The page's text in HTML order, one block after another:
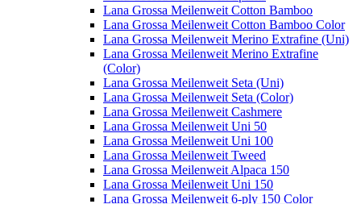
Lana Grossa Meilenweit Cotton Bamboo
Lana Grossa Meilenweit Cotton Bamboo Color
Lana Grossa Meilenweit Merino Extrafine (Uni)
Lana Grossa Meilenweit Merino Extrafine
(Color)
Lana Grossa Meilenweit Seta (Uni)
Lana Grossa Meilenweit Seta (Color)
Lana Grossa Meilenweit Cashmere
Lana Grossa Meilenweit Uni 50
Lana Grossa Meilenweit Uni 100
Lana Grossa Meilenweit Tweed
Lana Grossa Meilenweit Alpaca 150
Lana Grossa Meilenweit Uni 150
Lana Grossa Meilenweit 6-ply 150 Color